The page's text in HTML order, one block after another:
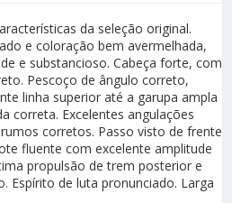
da seleção original.
e coloração bem avermelhada,
e substancioso. Cabeça forte, com
Pescoço de ângulo correto,
linha superior até a garupa ampla
correta. Excelentes angulações
corretos. Passo visto de frente
fluente com excelente amplitude
propulsão de trem posterior e
Espírito de luta pronunciado. Larga